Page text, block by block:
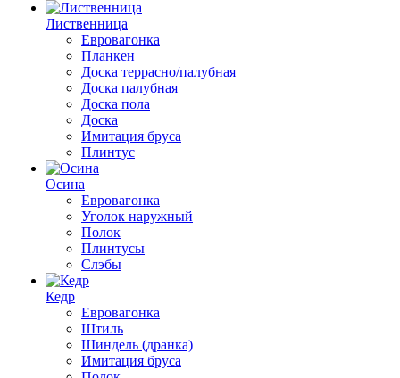
Лиственница
Евровагонка
Планкен
Доска террасно/палубная
Доска палубная
Доска пола
Доска
Имитация бруса
Плинтус
Осина
Евровагонка
Уголок наружный
Полок
Плинтусы
Слэбы
Кедр
Евровагонка
Штиль
Шиндель (дранка)
Имитация бруса